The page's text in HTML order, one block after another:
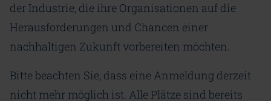
der Industrie, die ihre Organisationen auf die
Herausforderungen und Chancen einer
nachhaltigen Zukunft vorbereiten möchten.
Bitte beachten Sie, dass eine Anmeldung derzeit
nicht mehr möglich ist. Alle Plätze sind bereits